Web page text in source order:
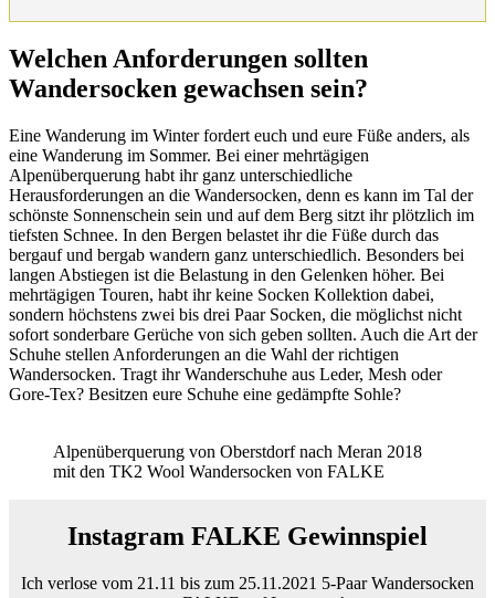
Welchen Anforderungen sollten
Wandersocken gewachsen sein?
Eine Wanderung im Winter fordert euch und eure Füße anders, als
eine Wanderung im Sommer. Bei einer mehrtägigen
Alpenüberquerung habt ihr ganz unterschiedliche
Herausforderungen an die Wandersocken, denn es kann im Tal der
schönste Sonnenschein sein und auf dem Berg sitzt ihr plötzlich im
tiefsten Schnee. In den Bergen belastet ihr die Füße durch das
bergauf und bergab wandern ganz unterschiedlich. Besonders bei
langen Abstiegen ist die Belastung in den Gelenken höher. Bei
mehrtägigen Touren, habt ihr keine Socken Kollektion dabei,
sondern höchstens zwei bis drei Paar Socken, die möglichst nicht
sofort sonderbare Gerüche von sich geben sollten. Auch die Art der
Schuhe stellen Anforderungen an die Wahl der richtigen
Wandersocken. Tragt ihr Wanderschuhe aus Leder, Mesh oder
Gore-Tex? Besitzen eure Schuhe eine gedämpfte Sohle?
Alpenüberquerung von Oberstdorf nach Meran 2018
mit den TK2 Wool Wandersocken von FALKE
Instagram FALKE Gewinnspiel
Ich verlose vom 21.11 bis zum 25.11.2021 5-Paar Wandersocken